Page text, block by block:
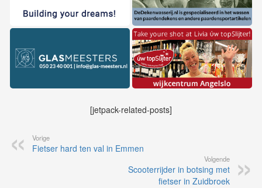
[jetpack-related-posts]
Vorige
Fietser hard ten val in Emmen
Volgende
Scooterrijder in botsing met
fietser in Zuidbroek